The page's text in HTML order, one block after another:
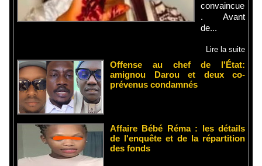
convaincue
. Avant
de...
Lire la suite
Offense au chef de l'État:
amignou Darou et deux co-
prévenus condamnés
Affaire Bébé Réma : les détails
de l'enquête et de la répartition
des fonds